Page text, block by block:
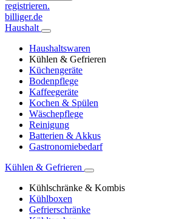
registrieren.
billiger.de
Haushalt
Haushaltswaren
Kühlen & Gefrieren
Küchengeräte
Bodenpflege
Kaffeegeräte
Kochen & Spülen
Wäschepflege
Reinigung
Batterien & Akkus
Gastronomiebedarf
Kühlen & Gefrieren
Kühlschränke & Kombis
Kühlboxen
Gefrierschränke